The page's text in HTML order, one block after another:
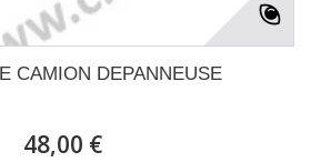
CAMION DEPANNEUSE
48,00 €